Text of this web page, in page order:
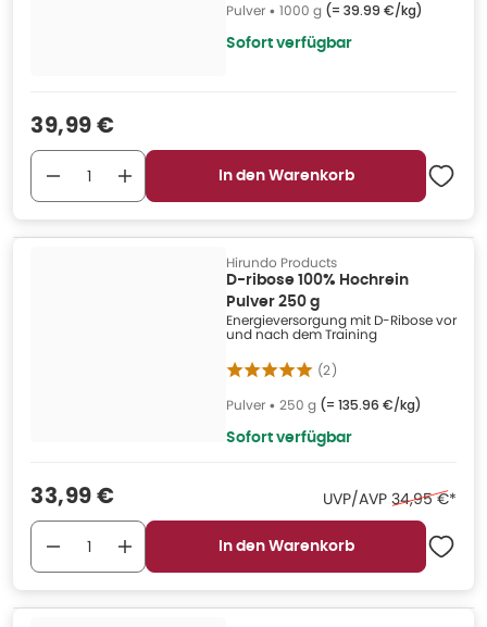
Pulver • 1000 g (= 39.99 €/kg)
Sofort verfügbar
Verkaufspreis
39,99 €
In den Warenkorb
Hirundo Products
D-ribose 100% Hochrein
Pulver 250 g
Energieversorgung mit D-Ribose vor
und nach dem Training
(2)
Pulver • 250 g (= 135.96 €/kg)
Sofort verfügbar
Verkaufspreis
33,99 € UVP/AVP Ehemaliger
34,95 €*
In den Warenkorb